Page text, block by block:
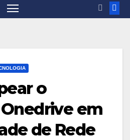
o
em
de Rede